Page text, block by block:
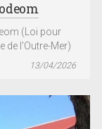
(Loi pour
de l'Outre-Mer)
13/04/2026